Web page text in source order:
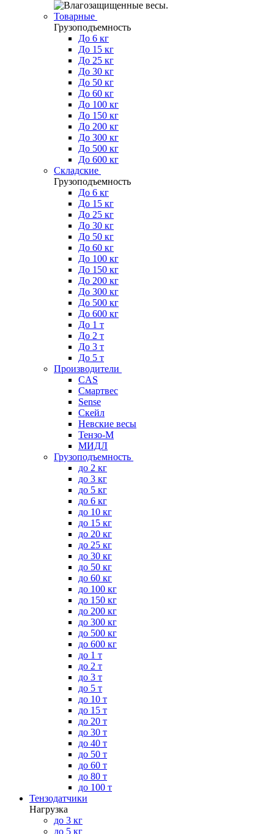
Товарные
Грузоподъемность
До 6 кг
До 15 кг
До 25 кг
До 30 кг
До 50 кг
До 60 кг
До 100 кг
До 150 кг
До 200 кг
До 300 кг
До 500 кг
До 600 кг
Складские
Грузоподъемность
До 6 кг
До 15 кг
До 25 кг
До 30 кг
До 50 кг
До 60 кг
До 100 кг
До 150 кг
До 200 кг
До 300 кг
До 500 кг
До 600 кг
До 1 т
До 2 т
До 3 т
До 5 т
Производители
CAS
Смартвес
Sense
Скейл
Невские весы
Тензо-М
МИДЛ
Грузоподъемность
до 2 кг
до 3 кг
до 5 кг
до 6 кг
до 10 кг
до 15 кг
до 20 кг
до 25 кг
до 30 кг
до 50 кг
до 60 кг
до 100 кг
до 150 кг
до 200 кг
до 300 кг
до 500 кг
до 600 кг
до 1 т
до 2 т
до 3 т
до 5 т
до 10 т
до 15 т
до 20 т
до 30 т
до 40 т
до 50 т
до 60 т
до 80 т
до 100 т
Тензодатчики
Нагрузка
до 3 кг
до 5 кг